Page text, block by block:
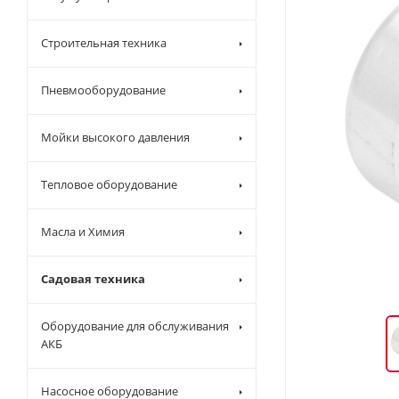
Строительная техника
Пневмооборудование
Мойки высокого давления
Тепловое оборудование
Масла и Химия
Садовая техника
Оборудование для обслуживания
АКБ
Насосное оборудование